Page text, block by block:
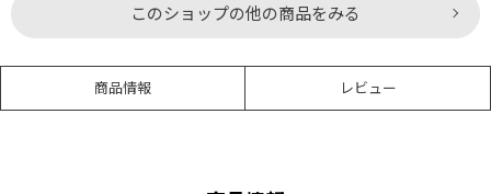
このショップの他の商品をみる
商品情報 レビュー